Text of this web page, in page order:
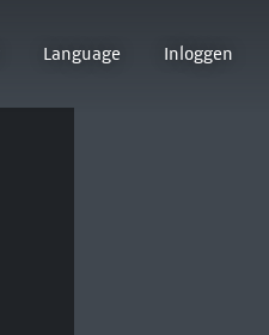
Language Inloggen